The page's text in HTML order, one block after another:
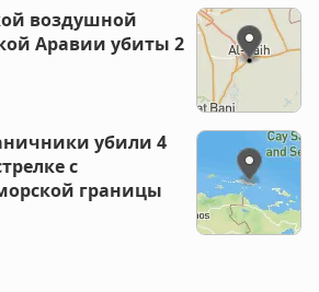
воздушной
Аравии убиты 2
убили 4
с
границы